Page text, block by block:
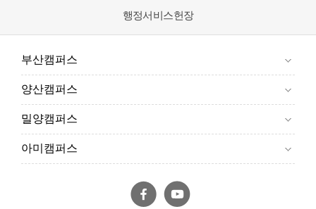
행정서비스헌장
부산캠퍼스
양산캠퍼스
밀양캠퍼스
아미캠퍼스